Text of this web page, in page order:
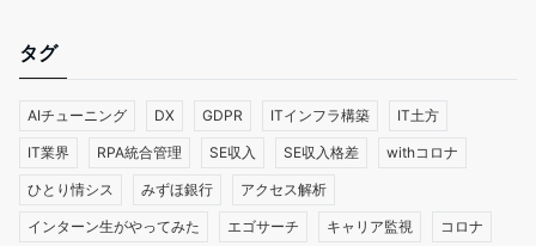
タグ
AIチューニング DX GDPR ITインフラ構築 IT土方
IT業界 RPA統合管理 SE収入 SE収入格差 withコロナ
ひとり情シス みずほ銀行 アクセス解析
インターン生がやってみた エゴサーチ キャリア監視 コロナ